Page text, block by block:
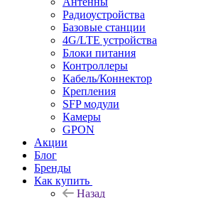
Радиоустройства
Базовые станции
4G/LTE устройства
Блоки питания
Контроллеры
Кабель/Коннектор
Крепления
SFP модули
Камеры
GPON
Акции
Блог
Бренды
Как купить
Назад